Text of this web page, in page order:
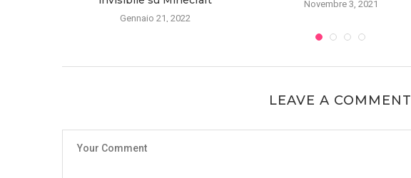
Gennaio 21, 2022
Novembre 3, 2021
LEAVE A COMMENT